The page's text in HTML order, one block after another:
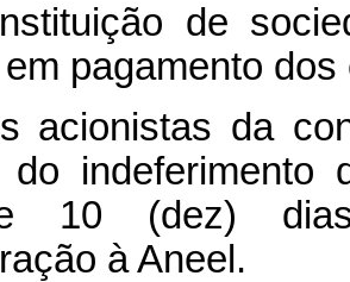
de
pagamento
acionistas da
do
10 (dez)
à Aneel.